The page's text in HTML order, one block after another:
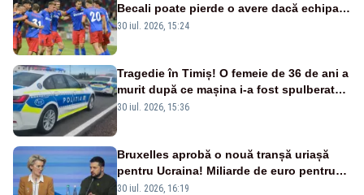
Becali poate pierde o avere dacă echipa
este eliminată de FK Auda
30 iul. 2026, 15:24
Tragedie în Timiș! O femeie de 36 de ani a
murit după ce mașina i-a fost spulberată
de tren
30 iul. 2026, 15:36
Bruxelles aprobă o nouă tranșă uriașă
pentru Ucraina! Miliarde de euro pentru
armament și apărare
30 iul. 2026, 16:19